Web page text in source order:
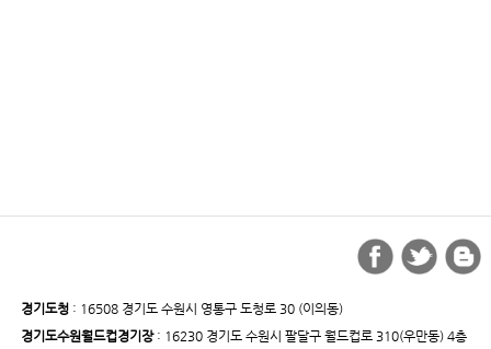
경기도청: 16508 경기도 수원시 영통구 도청로 30 (이의동)
경기도수원월드컵경기장: 16230 경기도 수원시 팔달구 월드컵로 310(우만동) 4층